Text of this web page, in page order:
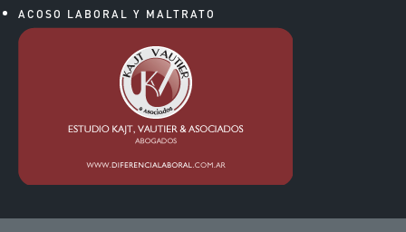
ACOSO LABORAL Y MALTRATO